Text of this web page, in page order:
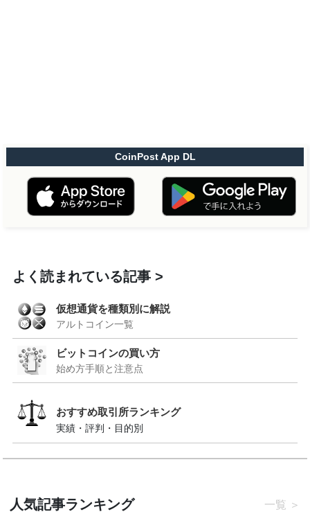
CoinPost App DL
よく読まれている記事
仮想通貨を種類別に解説
アルトコイン一覧
ビットコインの買い方
始め方手順と注意点
おすすめ取引所ランキング
実績・評判・目的別
人気記事ランキング 一覧